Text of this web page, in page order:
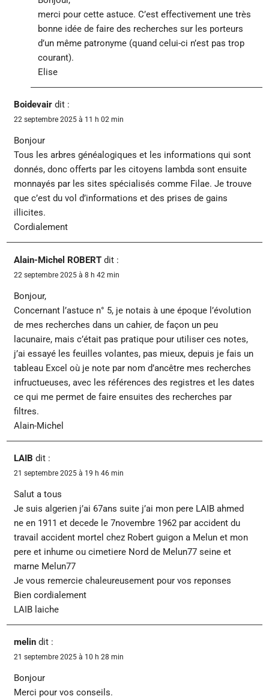
merci pour cette astuce. C’est effectivement une très
bonne idée de faire des recherches sur les porteurs
d’un même patronyme (quand celui-ci n’est pas trop
courant).
Elise
Boidevair dit :
22 septembre 2025 à 11 h 02 min
Bonjour
Tous les arbres généalogiques et les informations qui sont
donnés, donc offerts par les citoyens lambda sont ensuite
monnayés par les sites spécialisés comme Filae. Je trouve
que c’est du vol d’informations et des prises de gains
illicites.
Cordialement
Alain-Michel ROBERT dit :
22 septembre 2025 à 8 h 42 min
Bonjour,
Concernant l’astuce n° 5, je notais à une époque l’évolution
de mes recherches dans un cahier, de façon un peu
lacunaire, mais c’était pas pratique pour utiliser ces notes,
j’ai essayé les feuilles volantes, pas mieux, depuis je fais un
tableau Excel où je note par nom d’ancêtre mes recherches
infructueuses, avec les références des registres et les dates
ce qui me permet de faire ensuites des recherches par
filtres.
Alain-Michel
LAIB dit :
21 septembre 2025 à 19 h 46 min
Salut a tous
Je suis algerien j’ai 67ans suite j’ai mon pere LAIB ahmed
ne en 1911 et decede le 7novembre 1962 par accident du
travail accident mortel chez Robert guigon a Melun et mon
pere et inhume ou cimetiere Nord de Melun77 seine et
marne Melun77
Je vous remercie chaleureusement pour vos reponses
Bien cordialement
LAIB laiche
melin dit :
21 septembre 2025 à 10 h 28 min
Bonjour
Merci pour vos conseils.